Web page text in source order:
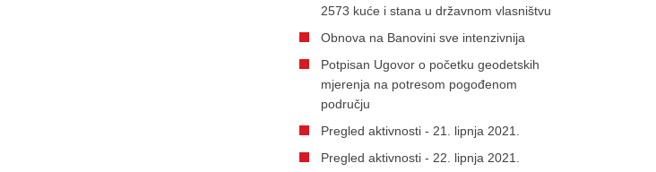
2573 kuće i stana u državnom vlasništvu
Obnova na Banovini sve intenzivnija
Potpisan Ugovor o početku geodetskih
mjerenja na potresom pogođenom
području
Pregled aktivnosti - 21. lipnja 2021.
Pregled aktivnosti - 22. lipnja 2021.